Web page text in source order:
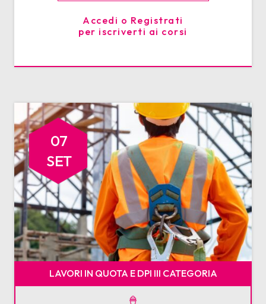
Accedi o Registrati
per iscriverti ai corsi
07
SET
LAVORI IN QUOTA E DPI III CATEGORIA